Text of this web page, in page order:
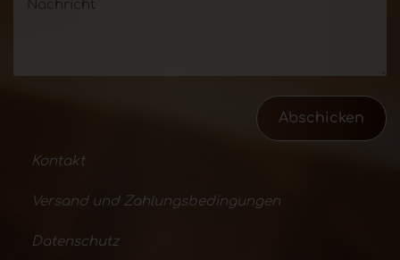
Abschicken
Kontakt
Versand und Zahlungsbedingungen
Datenschutz